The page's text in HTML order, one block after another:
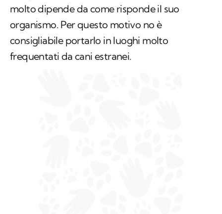
molto dipende da come risponde il suo
organismo. Per questo motivo no è
consigliabile portarlo in luoghi molto
frequentati da cani estranei.